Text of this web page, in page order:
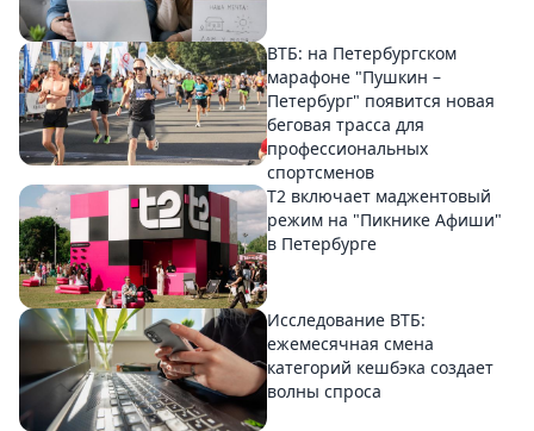
ВТБ: на Петербургском
марафоне "Пушкин –
Петербург" появится новая
беговая трасса для
профессиональных
спортсменов
Т2 включает маджентовый
режим на "Пикнике Афиши"
в Петербурге
Исследование ВТБ:
ежемесячная смена
категорий кешбэка создает
волны спроса